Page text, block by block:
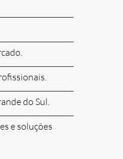
do Sul.
e soluções